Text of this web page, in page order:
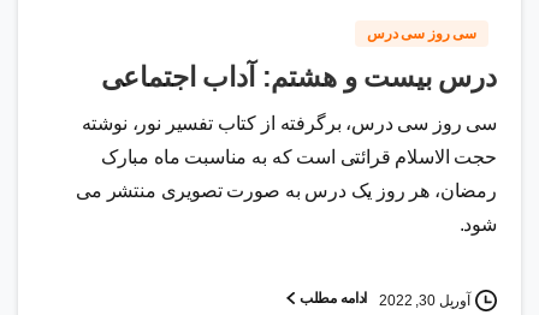
سی روز سی درس
درس بیست و هشتم: آداب اجتماعی
سی روز سی درس، برگرفته از کتاب تفسیر نور، نوشته
حجت الاسلام قرائتی است که به مناسبت ماه مبارک
رمضان، هر روز یک درس به صورت تصویری منتشر می
شود.
آوریل 30, 2022 ادامه مطلب